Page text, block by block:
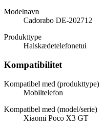
Modelnavn
Cadorabo DE-202712
Produkttype
Halskædetelefonetui
Kompatibilitet
Kompatibel med (produkttype)
Mobiltelefon
Kompatibel med (model/serie)
Xiaomi Poco X3 GT